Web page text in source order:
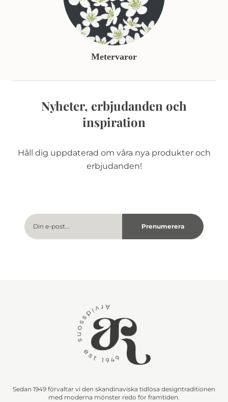
Metervaror
Nyheter, erbjudanden och
inspiration
Håll dig uppdaterad om våra nya produkter och
erbjudanden!
Sedan 1949 förvaltar vi den skandinaviska tidlösa designtraditionen
med moderna mönster redo för framtiden.